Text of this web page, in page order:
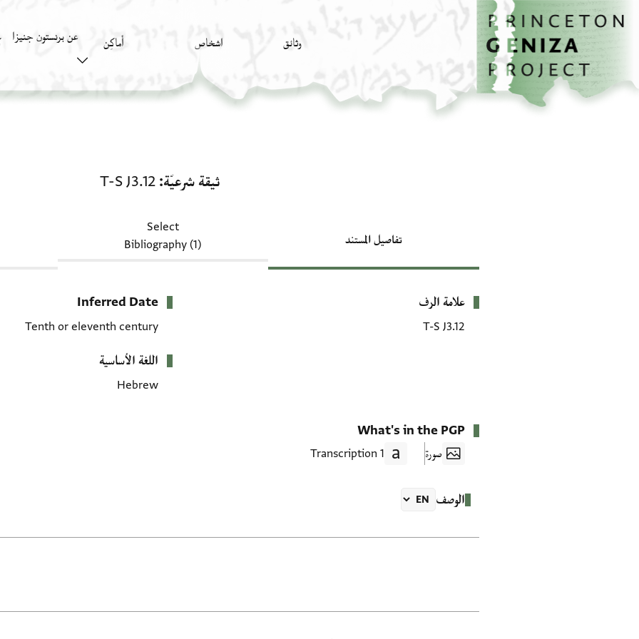
تخطي إلى المحتوى الرئيسي
الصفحة الرئيسية
وثائق اشخاص أَماكِن عن برنستون جنيزا
ثيقة شرعيّة T-S J3.12
تفاصيل المستند
Select
Bibliography (1)
بيانات التعريف
علامة الرف
T-S J3.12
Inferred Date
Tenth or eleventh century
اللغة الأساسية
Hebrew
What's in the PGP
صورة 1 Transcription
الوصف